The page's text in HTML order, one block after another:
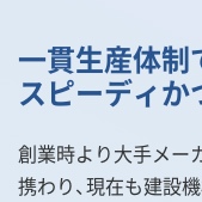
一貫生産体制
スピーディ
創業時より大手メー
携わり、現在も建設